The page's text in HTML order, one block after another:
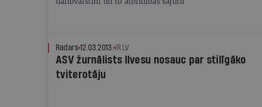
Radars 12.03.2013. IR.LV
ASV žurnālists Ilvesu nosauc par stilīgāko
tviterotāju